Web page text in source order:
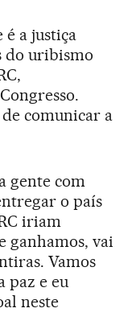
a justiça
do uribismo
comunicar a
gente com
o país
iriam
ganhamos, vai
Vamos
paz e eu
neste